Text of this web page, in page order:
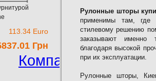
113.34 Euro
Грн
Рулонные шторы
применимы там, где
стилевому решению
заказывают именно
благодаря высокой
при их эксплуатации.
Рулонные шторы,
Компания Прок.